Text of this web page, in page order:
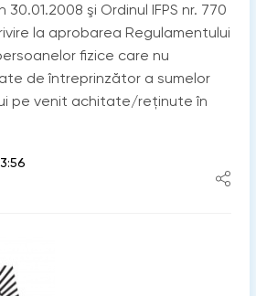
30.01.2008 şi Ordinul IFPS nr. 770
la aprobarea Regulamentului
fizice care nu
de întreprinzător a sumelor
pe venit achitate/reţinute în